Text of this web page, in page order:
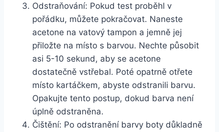
Odstraňování: Pokud⁤ test proběhl v
pořádku, můžete pokračovat. Naneste
⁣acetone na‌ vatový tampon a ⁤jemně ‌jej
přiložte na místo s barvou. Nechte působit
asi 5-10 sekund, aby se acetone
dostatečně vstřebal. Poté opatrně otřete
⁣místo kartáčkem, abyste odstranili barvu.
Opakujte tento postup, dokud barva ⁤není
úplně ‌odstraněna.
Čištění: Po⁤ odstranění barvy boty důkladně⁤